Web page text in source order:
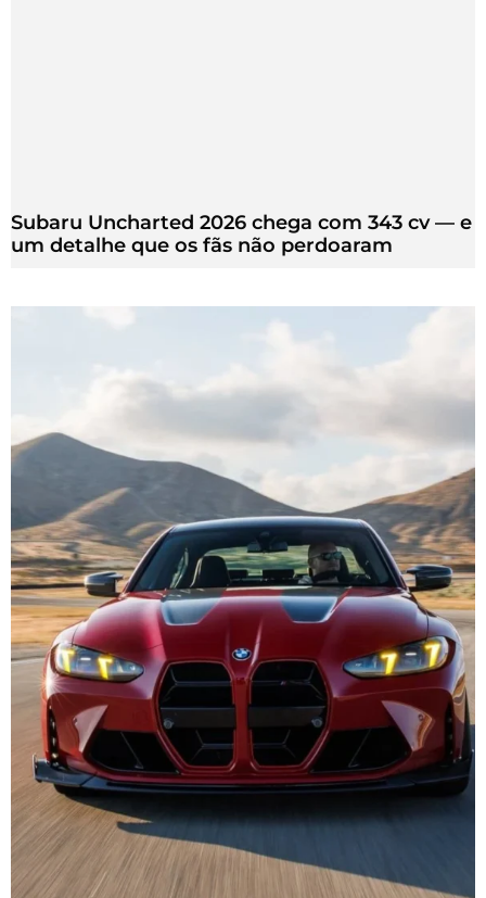
Subaru Uncharted 2026 chega com 343 cv — e
um detalhe que os fãs não perdoaram